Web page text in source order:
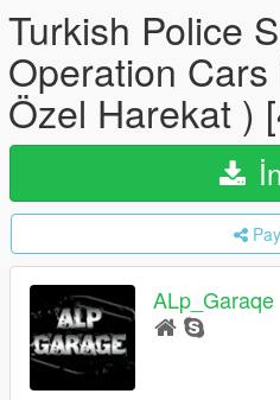
Turkish Police
Operation
Özel Harekat )
ALp_Garaqe